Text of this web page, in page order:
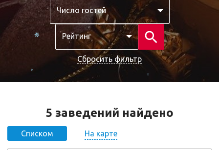
Число гостей
Рейтинг
Сбросить фильтр
5 заведений найдено
Списком На карте